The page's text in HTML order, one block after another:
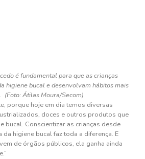
é fundamental para que as crianças
higiene bucal e desenvolvam hábitos mais
(Foto: Átilas Moura/Secom)
porque hoje em dia temos diversas
doces e outros produtos que
bucal. Conscientizar as crianças desde
higiene bucal faz toda a diferença. E
de órgãos públicos, ela ganha ainda